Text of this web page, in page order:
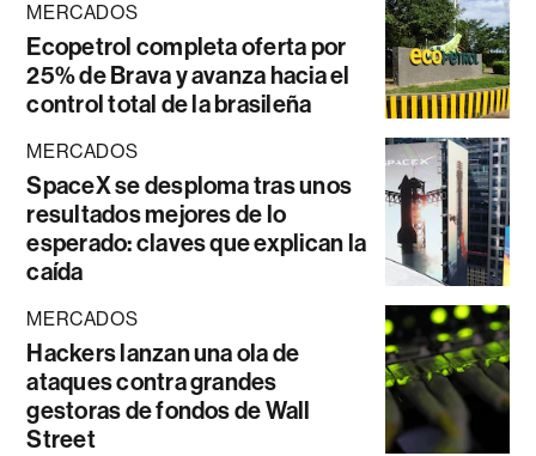
MERCADOS
Ecopetrol completa oferta por
25% de Brava y avanza hacia el
control total de la brasileña
MERCADOS
SpaceX se desploma tras unos
resultados mejores de lo
esperado: claves que explican la
caída
MERCADOS
Hackers lanzan una ola de
ataques contra grandes
gestoras de fondos de Wall
Street